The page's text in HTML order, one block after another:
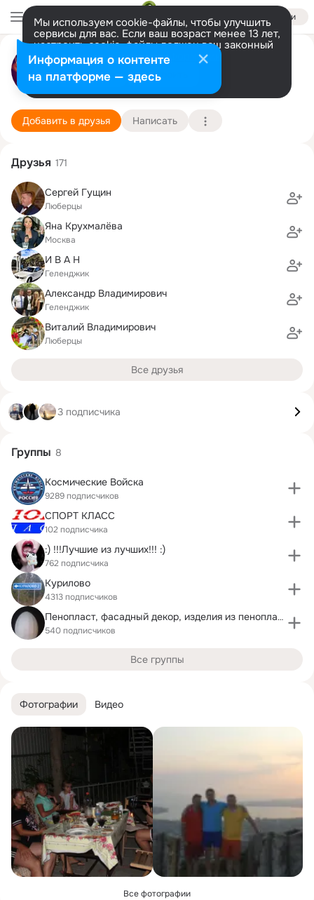
Войти
Мы используем cookie-файлы, чтобы улучшить
сервисы для вас. Если ваш возраст менее 13 лет,
настроить cookie-файлы должен ваш законный
представитель. Больше информации
Разрешить все Настроить
Артем Литвинов
Краснодарский край
1 Московский кадетский корпус
Подробнее
Добавить в друзья Написать
Фотографии Видео
Все фотографии
Друзья 171
Сергей Гущин
Люберцы
Яна Крухмалёва
Москва
И В А Н
Геленджик
Александр Владимирович
Геленджик
Виталий Владимирович
Люберцы
Все друзья
3 подписчика
Группы 8
Космические Войска
9289 подписчиков
СПОРТ КЛАСС
102 подписчика
:) !!!Лучшие из лучших!!! :)
762 подписчика
Курилово
4313 подписчиков
Пенопласт, фасадный декор, изделия из пенопласта
540 подписчиков
Все группы
Информация о контенте
на платформе — здесь